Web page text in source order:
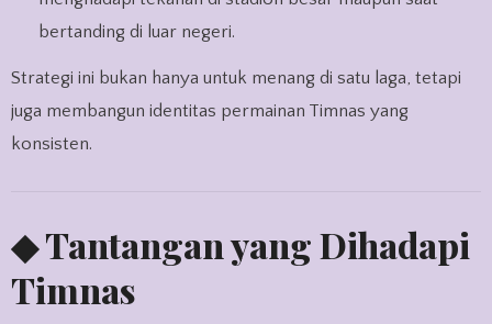
bertanding di luar negeri.
Strategi ini bukan hanya untuk menang di satu laga, tetapi
juga membangun identitas permainan Timnas yang
konsisten.
◆ Tantangan yang Dihadapi
Timnas